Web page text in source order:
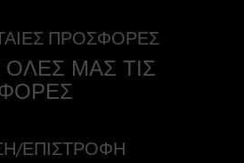
ΠΡΟΣΦΟΡΕΣ
ΟΛΕΣ ΜΑΣ ΤΙΣ
ΕΠΙΣΤΡΟΦΗ